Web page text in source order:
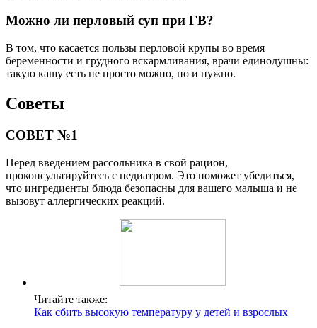
Можно ли перловый суп при ГВ?
В том, что касается пользы перловой крупы во время
беременности и грудного вскармливания, врачи единодушны:
такую кашу есть не просто можно, но и нужно.
Советы
СОВЕТ №1
Перед введением рассольника в свой рацион,
проконсультируйтесь с педиатром. Это поможет убедиться,
что ингредиенты блюда безопасны для вашего малыша и не
вызовут аллергических реакций.
Читайте также:
Как сбить высокую температуру у детей и взрослых